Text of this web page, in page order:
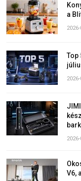
a
Top
V6,